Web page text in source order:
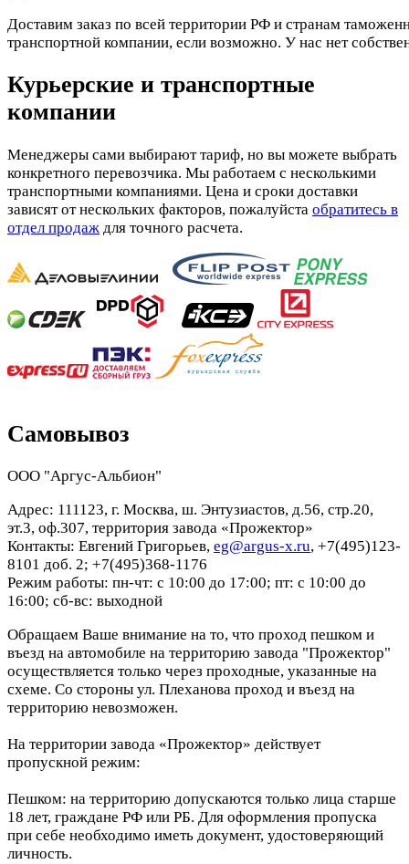
Доставим заказ по всей территории РФ и странам
транспортной компании, если возможно. У нас нет
Курьерские и транспортные
компании
Менеджеры сами выбирают тариф, но вы можете выбрать
конкретного перевозчика. Мы работаем с несколькими
транспортными компаниями. Цена и сроки доставки
зависят от нескольких факторов, пожалуйста обратитесь в
отдел продаж для точного расчета.
Самовывоз
ООО "Аргус-Альбион"
Адрес: 111123, г. Москва, ш. Энтузиастов, д.56, стр.20,
эт.3, оф.307, территория завода «Прожектор»
Контакты: Евгений Григорьев, eg@argus-x.ru, +7(495)123-
8101 доб. 2; +7(495)368-1176
Режим работы: пн-чт: с 10:00 до 17:00; пт: с 10:00 до
16:00; сб-вс: выходной
Обращаем Ваше внимание на то, что проход пешком и
въезд на автомобиле на территорию завода "Прожектор"
осуществляется только через проходные, указанные на
схеме. Со стороны ул. Плеханова проход и въезд на
территорию невозможен.
На территории завода «Прожектор» действует
пропускной режим:
Пешком: на территорию допускаются только лица старше
18 лет, граждане РФ или РБ. Для оформления пропуска
при себе необходимо иметь документ, удостоверяющий
личность.